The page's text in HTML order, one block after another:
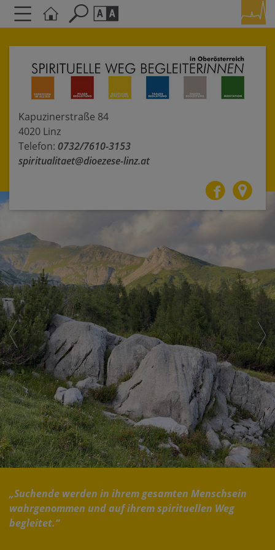
AAA
Kontrasteinstellungen
A A A A A
Kapuzinerstraße 84
4020 Linz
Telefon: 0732/7610-3153
spiritualitaet@dioezese-linz.at
„Suchende werden in ihrem gesamten Menschsein
wahrgenommen und auf ihrem spirituellen Weg
begleitet.“